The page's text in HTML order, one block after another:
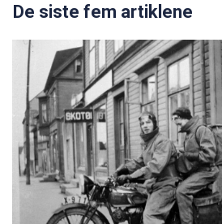
De siste fem artiklene